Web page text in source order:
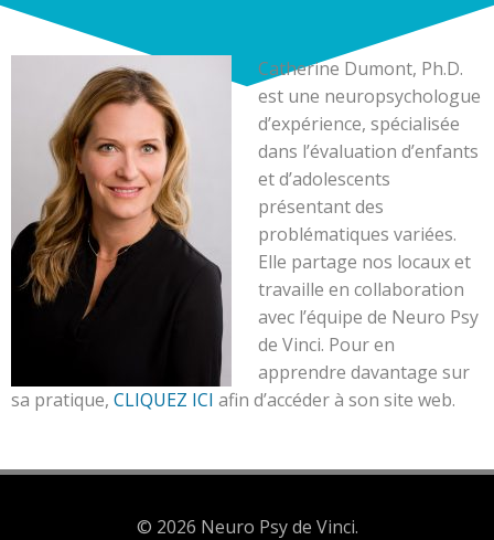
contenu
Catherine Dumont, Ph.D.
est une neuropsychologue
d’expérience, spécialisée
dans l’évaluation d’enfants
et d’adolescents
présentant des
problématiques variées.
Elle partage nos locaux et
travaille en collaboration
avec l’équipe de Neuro Psy
de Vinci. Pour en
apprendre davantage sur
sa pratique, CLIQUEZ ICI afin d’accéder à son site web.
© 2026 Neuro Psy de Vinci.